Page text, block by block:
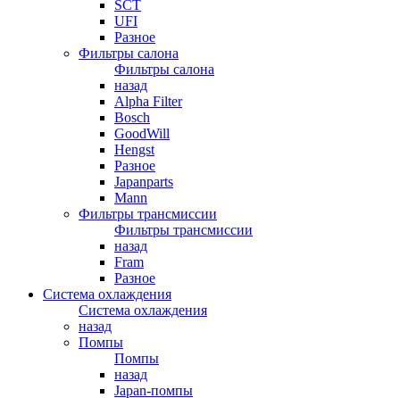
SCT
UFI
Разное
Фильтры салона
Фильтры салона
назад
Alpha Filter
Bosch
GoodWill
Hengst
Разное
Japanparts
Mann
Фильтры трансмиссии
Фильтры трансмиссии
назад
Fram
Разное
Система охлаждения
Система охлаждения
назад
Помпы
Помпы
назад
Japan-помпы